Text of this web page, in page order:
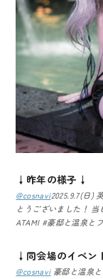
↓昨年の様子↓
@cosnavi2025.9.7(日)
とうございました！
ATAMI #豪邸と温泉と
↓同会場のイベン
@cosnavi豪邸と温泉と